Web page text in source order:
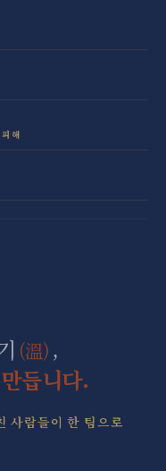
해
(溫) ,
듭니다.
사람들이 한 팀으로